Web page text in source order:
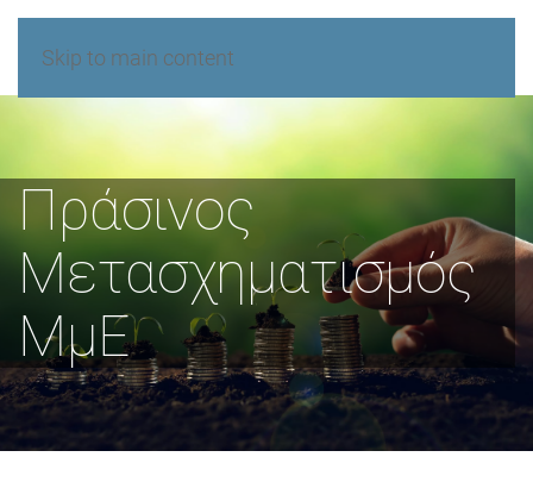
Skip to main content
Πράσινος
Μετασχηματισμός
ΜμΕ